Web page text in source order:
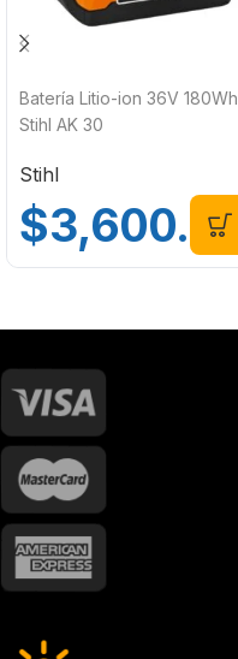
Batería Litio-ion 36V 180Wh
Stihl AK 30
Stihl
$3,600.00